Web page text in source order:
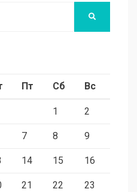
Пт Сб Вс
1 2
7 8 9
14 15 16
21 22 23